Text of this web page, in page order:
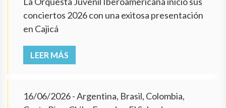
conciertos 2026 con una exitosa presentación
en Cajicá
LEER MÁS
16/06/2026- Argentina, Brasil, Colombia,